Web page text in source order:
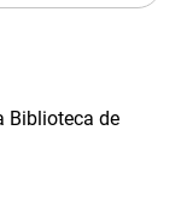
Biblioteca de